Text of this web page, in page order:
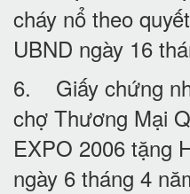
cháy nổ theo
UBND ngày 16
6. Giấy chứng
chợ Thương Mại
EXPO 2006 tặng
ngày 6 tháng 4